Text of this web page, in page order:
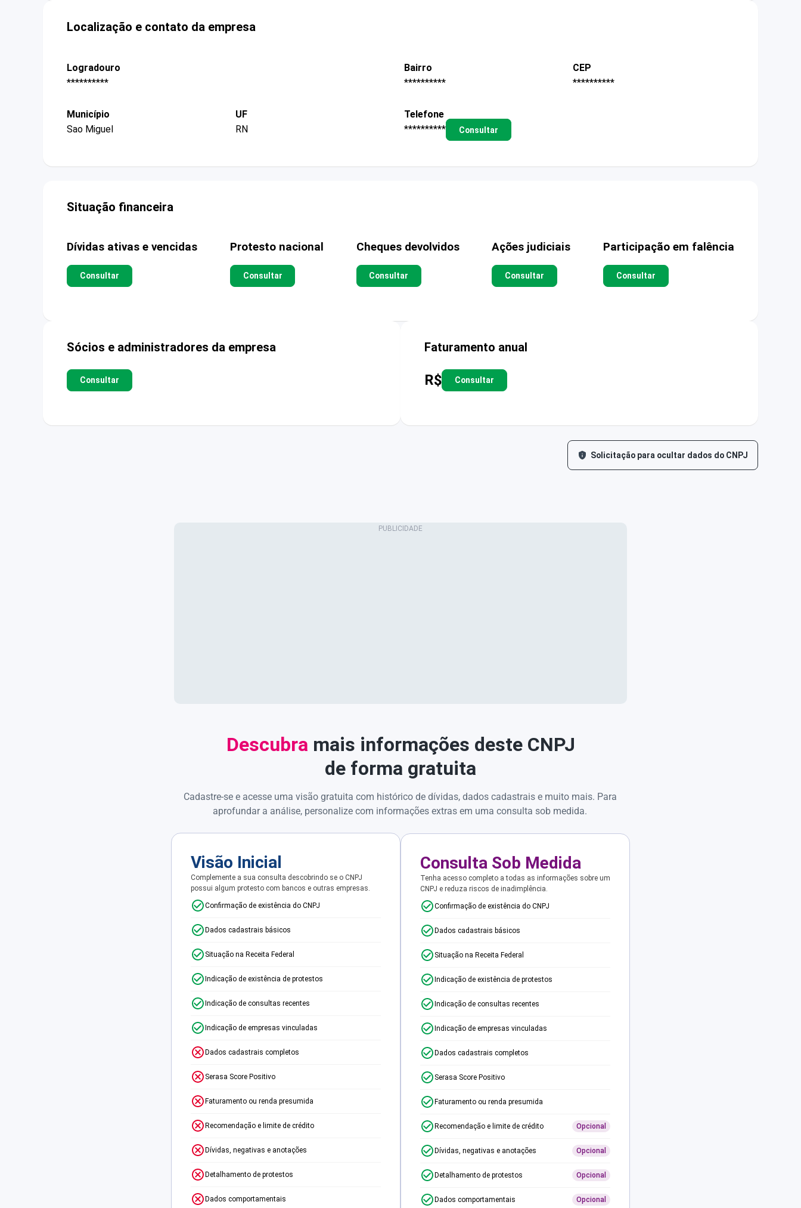
Localização e contato da empresa
Logradouro
**********
Bairro
**********
CEP
**********
Município
Sao Miguel
UF
RN
Telefone
**********
Consultar
Situação financeira
Dívidas ativas e vencidas
Consultar
Protesto nacional
Consultar
Cheques devolvidos
Consultar
Ações judiciais
Consultar
Participação em falência
Consultar
Sócios e administradores da empresa
Consultar
Faturamento anual
R$ Consultar
Solicitação para ocultar dados do CNPJ
Descubra mais informações deste CNPJ
de forma gratuita
Cadastre-se e acesse uma visão gratuita com histórico de dívidas, dados cadastrais e muito mais. Para
aprofundar a análise, personalize com informações extras em uma consulta sob medida.
Visão Inicial
Complemente a sua consulta descobrindo se o CNPJ
possui algum protesto com bancos e outras empresas.
Confirmação de existência do CNPJ
Dados cadastrais básicos
Situação na Receita Federal
Indicação de existência de protestos
Indicação de consultas recentes
Indicação de empresas vinculadas
Dados cadastrais completos
Serasa Score Positivo
Faturamento ou renda presumida
Recomendação e limite de crédito
Dívidas, negativas e anotações
Detalhamento de protestos
Dados comportamentais
Consulta Sob Medida
Tenha acesso completo a todas as informações sobre um
CNPJ e reduza riscos de inadimplência.
Confirmação de existência do CNPJ
Dados cadastrais básicos
Situação na Receita Federal
Indicação de existência de protestos
Indicação de consultas recentes
Indicação de empresas vinculadas
Dados cadastrais completos
Serasa Score Positivo
Faturamento ou renda presumida
Recomendação e limite de crédito Opcional
Dívidas, negativas e anotações Opcional
Detalhamento de protestos Opcional
Dados comportamentais Opcional